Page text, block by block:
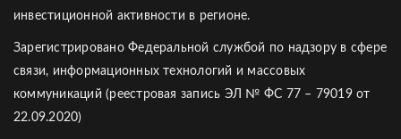
инвестиционной активности в регионе.
Зарегистрировано Федеральной службой по надзору в сфере
связи, информационных технологий и массовых
коммуникаций (реестровая запись ЭЛ № ФС 77 – 79019 от
22.09.2020)